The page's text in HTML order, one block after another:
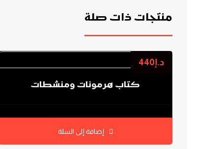
منتجات ذات صلة
كتاب هرمونات ومنشطات
د.إ440
إضافة إلى السلة